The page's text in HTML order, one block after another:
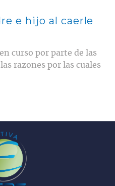
e hijo al caerle
curso por parte de las
razones por las cuales